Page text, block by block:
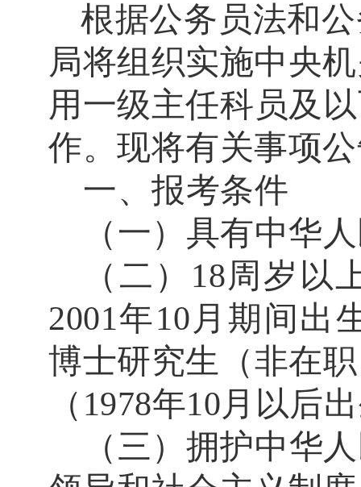
根据公务员法和
局将组织实施中央
用一级主任科员及
作。现将有关事项
一、报考条件
（一）具有中华
（二） 18周岁以
2001年10 月期间出
博士研究生（非在
（ 1978年10月以后
（三）拥护中华